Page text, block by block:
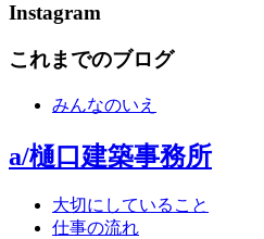
Instagram
これまでのブログ
みんなのいえ
a/樋口建築事務所
大切にしていること
仕事の流れ